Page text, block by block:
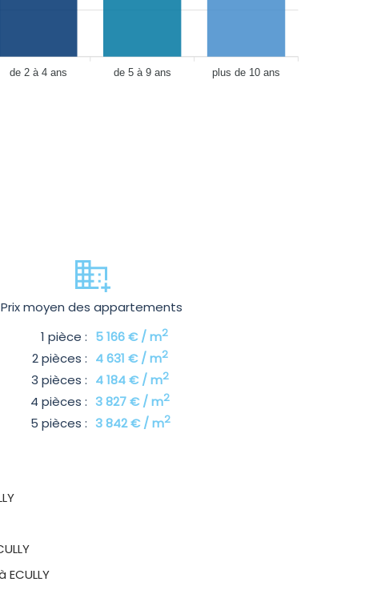
de 2 à 4 ans de 5 à 9 ans plus de 10 ans
Prix moyen des appartements
1 pièce : 5 166 € / m2
2 pièces : 4 631 € / m2
3 pièces : 4 184 € / m2
4 pièces : 3 827 € / m2
5 pièces : 3 842 € / m2